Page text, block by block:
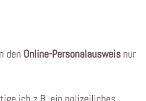
den Online-Personalausweis nur